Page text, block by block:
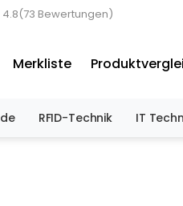
4.8(73 Bewertungen)
Merkliste
RFID-Technik IT